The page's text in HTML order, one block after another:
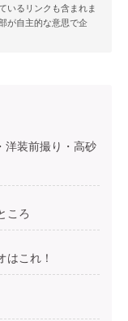
いるリンクも含まれま
が自主的な意思で企
洋装前撮り・高砂
ころ
これ！